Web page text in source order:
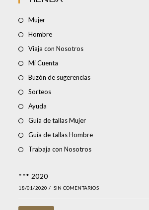
Mujer
Hombre
Viaja con Nosotros
Mi Cuenta
Buzón de sugerencias
Sorteos
Ayuda
Guía de tallas Mujer
Guía de tallas Hombre
Trabaja con Nosotros
*** 2020
18/01/2020 / SIN COMENTARIOS